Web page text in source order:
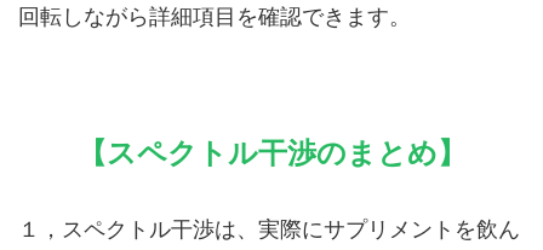
回転しながら詳細項目を確認できます。
【スペクトル干渉のまとめ】
１，スペクトル干渉は、実際にサプリメントを飲ん